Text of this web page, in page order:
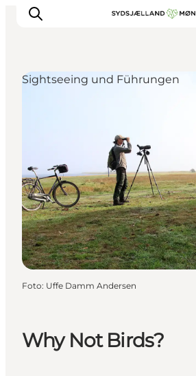
Städte und Orte
Essen
Unterkunft
Reise planen
Why Not Birds?
Sightseeing und Führungen
Foto: Uffe Damm Andersen